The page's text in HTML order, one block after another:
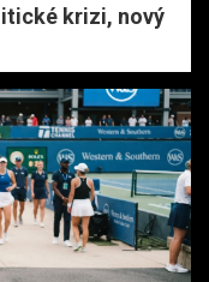
krizi, nový